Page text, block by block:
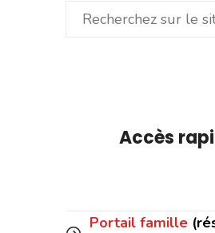
Rechercher
Accès
Portail famille